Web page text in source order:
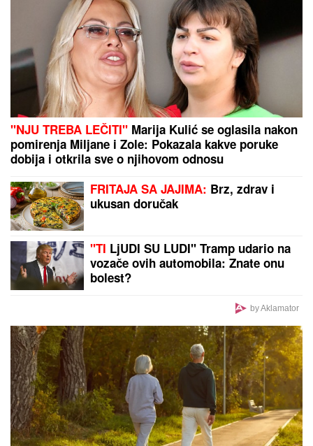
"ZAJEDNO SMO USPELI"
Premijer otkrio šta je
spaslo Mađarsku tokom paklenog talasa
NE DIRAJTE OSTROG:Mitropolija pozvala državu i
investitora da preispitaju izgradnju solarne
elektrane kod svetinje
by Aklamator
PREPORUKA ZA VAS